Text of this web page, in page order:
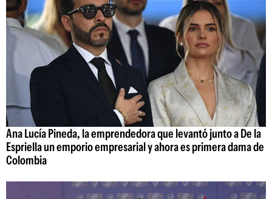
Ana Lucía Pineda, la emprendedora que levantó junto a De la
Espriella un emporio empresarial y ahora es primera dama de
Colombia